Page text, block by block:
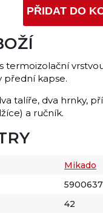
PŘIDAT DO
termoizolační
přední kapse.
talíře, dva hrnky,
a ručník.
Mikado
42